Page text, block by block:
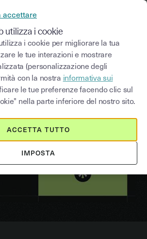
IL NOSTRO MANIFESTO
diventa Youtrust
Play
accettare
utilizza i cookie
i cookie per migliorare la tua
le tue interazioni e mostrare
(personalizzazione degli
con la nostra informativa sui
le tue preferenze facendo clic sul
nella parte inferiore del nostro sito.
IMPOSTA
ACCETTA TUTTO